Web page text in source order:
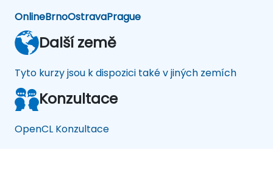
OnlineBrnoOstravaPrague
Další země
Tyto kurzy jsou k dispozici také v jiných zemích
Konzultace
OpenCL Konzultace